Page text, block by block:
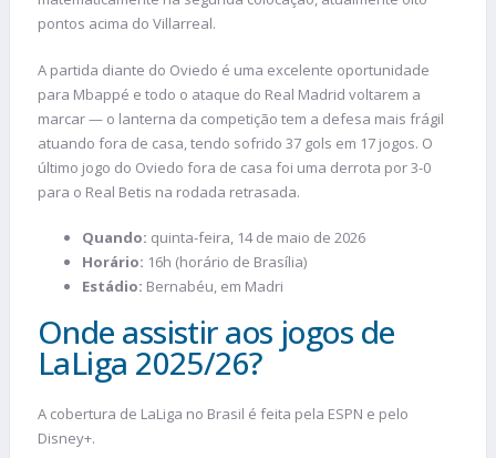
pontos acima do Villarreal.
A partida diante do Oviedo é uma excelente oportunidade
para Mbappé e todo o ataque do Real Madrid voltarem a
marcar — o lanterna da competição tem a defesa mais frágil
atuando fora de casa, tendo sofrido 37 gols em 17 jogos. O
último jogo do Oviedo fora de casa foi uma derrota por 3-0
para o Real Betis na rodada retrasada.
Quando: quinta-feira, 14 de maio de 2026
Horário: 16h (horário de Brasília)
Estádio: Bernabéu, em Madri
Onde assistir aos jogos de
LaLiga 2025/26?
A cobertura de LaLiga no Brasil é feita pela ESPN e pelo
Disney+.